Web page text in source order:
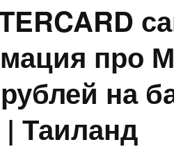
про
на
Таиланд